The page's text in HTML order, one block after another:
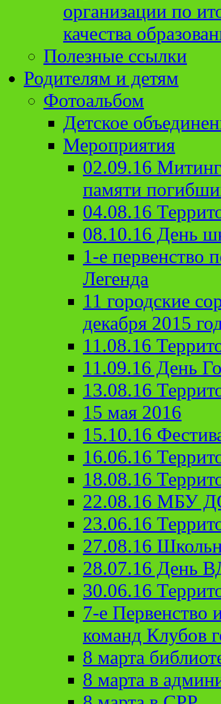
организации по
качества
Полезные ссылки
Родителям и детям
Фотоальбом
Детское
Мероприятия
02.09.16
памяти
04.08.16
08.10.16 День
1-е первенство
Легенда
11 городские
декабря 2015
11.08.16
11.09.16 День
13.08.16
15 мая 2016
15.10.16
16.06.16
18.08.16
22.08.16 МБУ
23.06.16
27.08.16
28.07.16 День
30.06.16
7-е Первенство
команд Клубов
8 марта
8 марта в